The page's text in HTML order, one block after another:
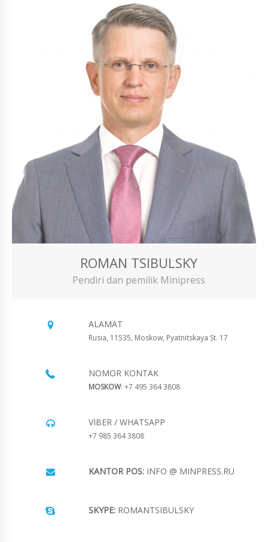
ROMAN TSIBULSKY
Pendiri dan pemilik Minipress
ALAMAT
Rusia, 11535, Moskow, Pyatnitskaya St. 17
NOMOR KONTAK
MOSKOW: +7 495 364 3808
VIBER / WHATSAPP
+7 985 364 3808
KANTOR POS: INFO @ MINPRESS.RU
SKYPE: ROMANTSIBULSKY